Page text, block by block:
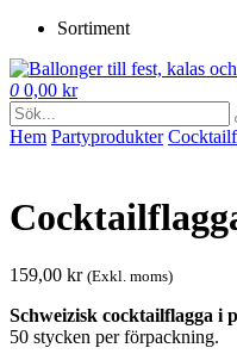
Sortiment
0 0,00 kr
Hem Party­­produkter
159,00 kr (Exkl. moms)
Schweizisk cocktailflagga i
50 stycken per förpackning.